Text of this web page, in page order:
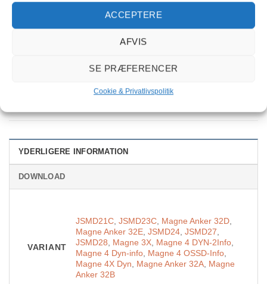
ACCEPTERE
AFVIS
SE PRÆFERENCER
Cookie & Privatlivspolitik
TILFØJ TIL KURV
2TLA042022R2700
YDERLIGERE INFORMATION
DOWNLOAD
VARIANT
JSMD21C,JSMD23C, Magne Anker 32D,
Magne Anker 32E,JSMD24,JSMD27,
JSMD28, Magne 3X, Magne 4 DYN-2Info,
Magne 4 Dyn-info, Magne 4 OSSD-Info,
Magne 4X Dyn, Magne Anker 32A, Magne
Anker 32B